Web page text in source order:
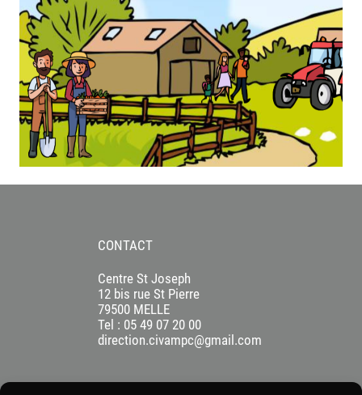
CONTACT
Centre St Joseph
12 bis rue St Pierre
79500 MELLE
Tel : 05 49 07 20 00
direction.civampc@gmail.com